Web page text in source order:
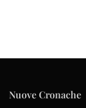
Nuove Cronache